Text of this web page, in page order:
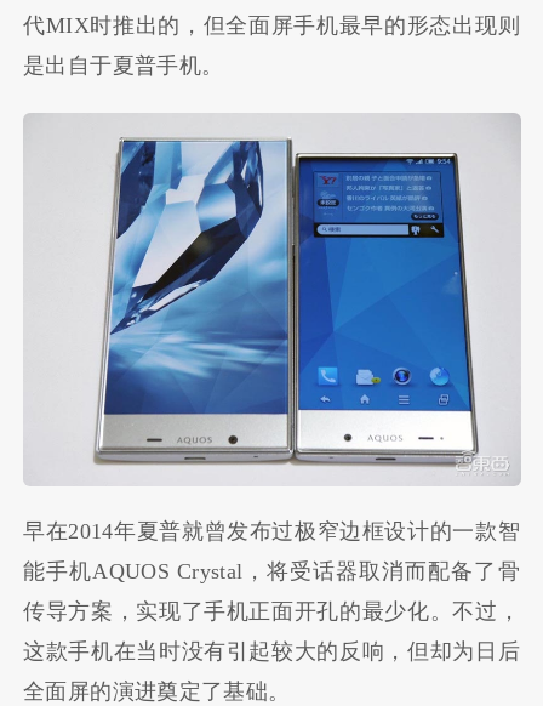
代MIX时推出的，但全面屏手机最早的形态出现则
是出自于夏普手机。
早在2014年夏普就曾发布过极窄边框设计的一款智
能手机AQUOS Crystal，将受话器取消而配备了骨
传导方案，实现了手机正面开孔的最少化。不过，
这款手机在当时没有引起较大的反响，但却为日后
全面屏的演进奠定了基础。